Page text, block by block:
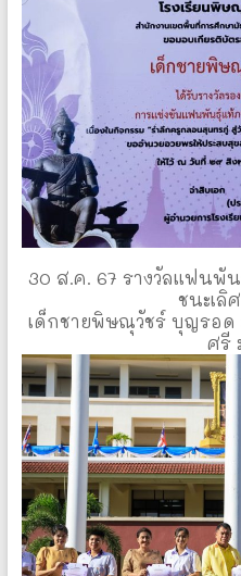
30 ส.ค. 67 รางวัลแฟนพั
ชนะเลิ
เด็กชายพิษณุวัชร์ บุญรอด
ศรี